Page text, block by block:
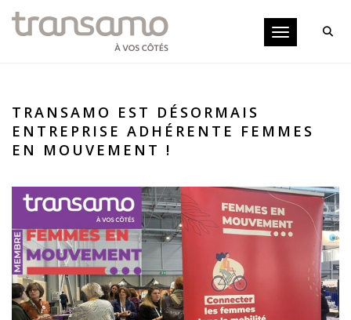
Toggle
TRANSAMO EST DÉSORMAIS
ENTREPRISE ADHÉRENTE FEMMES
EN MOUVEMENT !
Panneau de gestion des cookies